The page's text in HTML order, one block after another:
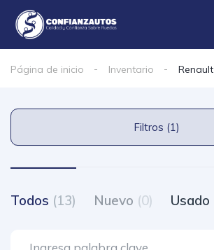
Página de inicio Inventario Renault
Filtros (1)
Todos (13) Nuevo (0) Usado